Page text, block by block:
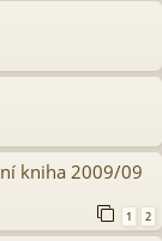
kniha 2009/09
1 2